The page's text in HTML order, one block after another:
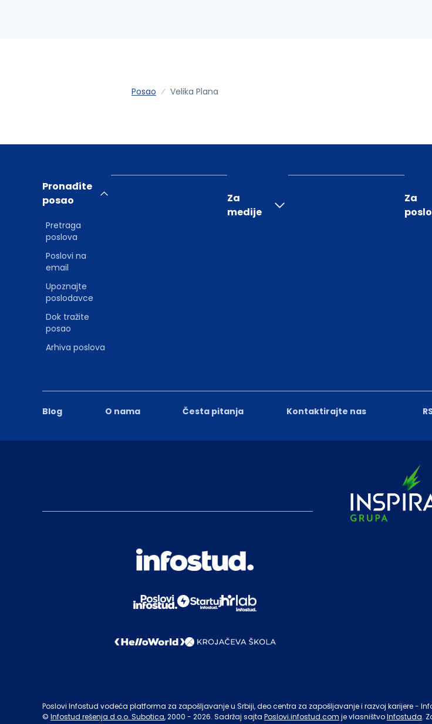
Posao Velika Plana
Blog O nama Česta pitanja Kontaktirajte nas
Pronađite
posao
Pretraga
poslova
Poslovi na
email
Upoznajte
poslodavce
Dok tražite
posao
Arhiva poslova
Za
medije
Za
Poslovi Infostud vodeća platforma za zapošljavanje u Srbiji, deo centra za zapošljavanje i razvoj karijere -
© Infostud rešenja d.o.o. Subotica, 2000 - 2026. Sadržaj sajta Poslovi.infostud.com je vlasništvoInfostuda.